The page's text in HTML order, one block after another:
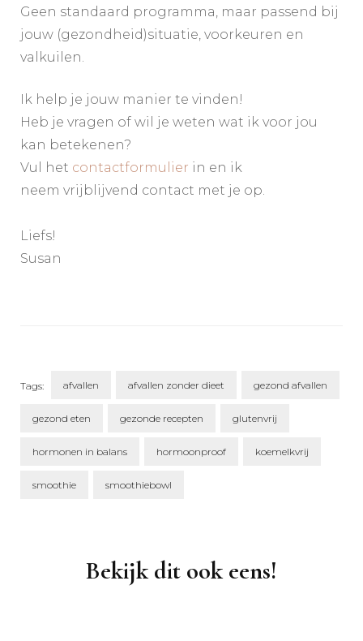
Geen standaard programma, maar passend bij
jouw (gezondheid)situatie, voorkeuren en
valkuilen.
Ik help je jouw manier te vinden!
Heb je vragen of wil je weten wat ik voor jou
kan betekenen?
Vul het contactformulier in en ik
neem vrijblijvend contact met je op.
Liefs!
Susan
Tags: afvallen afvallen zonder dieet gezond afvallen
gezond eten gezonde recepten glutenvrij
hormonen in balans hormoonproof koemelkvrij
smoothie smoothiebowl
NavigationBekijk dit ook eens!